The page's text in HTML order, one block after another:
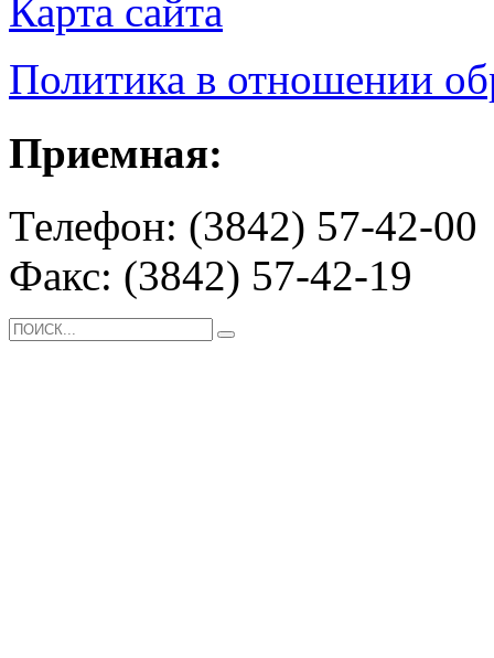
Карта сайта
Политика в отношении
Приемная:
Телефон: (3842) 57-42-00
Факс: (3842) 57-42-19